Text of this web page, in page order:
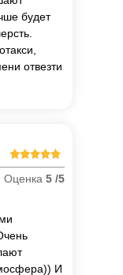
будет
отвезти
Оценка 5 /5
И